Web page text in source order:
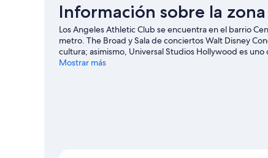
Información sobre la zona
Los Angeles Athletic Club se encuentra en el barrio
metro. The Broad y Sala de conciertos Walt Disney
cultura; asimismo, Universal Studios Hollywood es
disfrutar de un evento especial? Puedes consultar el
Mostrar más